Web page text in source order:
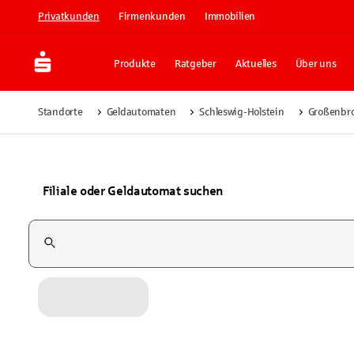
Privatkunden Firmenkunden Immobilien
Produkte Ratgeber Aktuelles Über uns
Standorte Geldautomaten Schleswig-Holstein
Filiale oder Geldautomat suchen
Suchfeld